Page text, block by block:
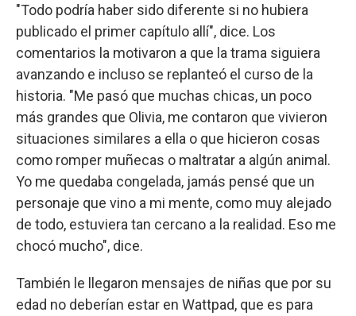
"Todo podría haber sido diferente si no hubiera
publicado el primer capítulo allí", dice. Los
comentarios la motivaron a que la trama siguiera
avanzando e incluso se replanteó el curso de la
historia. "Me pasó que muchas chicas, un poco
más grandes que Olivia, me contaron que vivieron
situaciones similares a ella o que hicieron cosas
como romper muñecas o maltratar a algún animal.
Yo me quedaba congelada, jamás pensé que un
personaje que vino a mi mente, como muy alejado
de todo, estuviera tan cercano a la realidad. Eso me
chocó mucho", dice.
También le llegaron mensajes de niñas que por su
edad no deberían estar en Wattpad, que es para